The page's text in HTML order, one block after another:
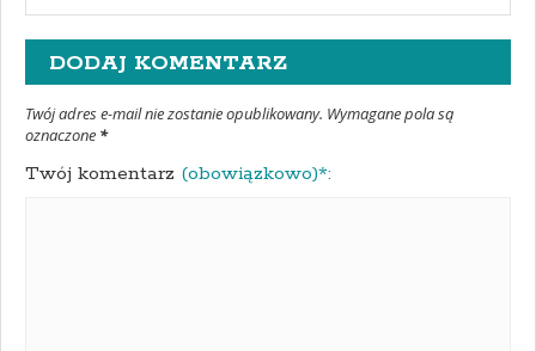
DODAJ KOMENTARZ
Twój adres e-mail nie zostanie opublikowany. Wymagane pola są
oznaczone *
Twój komentarz (obowiązkowo)*: